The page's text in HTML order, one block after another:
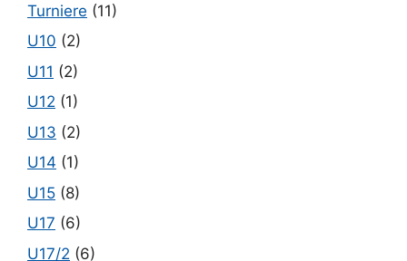
Turniere (11)
U10 (2)
U11 (2)
U12 (1)
U13 (2)
U14 (1)
U15 (8)
U17 (6)
U17/2 (6)